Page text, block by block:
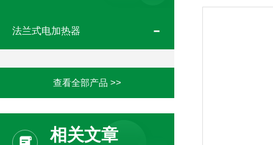
法兰式电加热器
查看全部产品 >>
相关文章